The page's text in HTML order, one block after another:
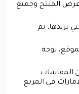
المنتج وجميع
تريدها، ثم
توجه
المقاسات
في المربع